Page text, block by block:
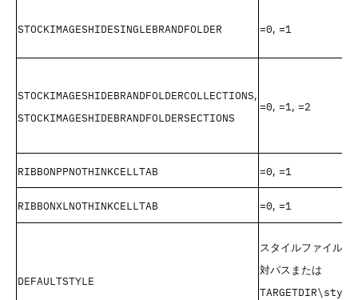
STOCKIMAGESHIDESINGLEBRANDFOLDER =0, =1
STOCKIMAGESHIDEBRANDFOLDERCOLLECTIONS,
STOCKIMAGESHIDEBRANDFOLDERSECTIONS
=0, =1, =2
RIBBONPPNOTHINKCELLTAB =0, =1
RIBBONXLNOTHINKCELLTAB =0, =1
DEFAULTSTYLE
スタイルファイルへ
対パスまたは